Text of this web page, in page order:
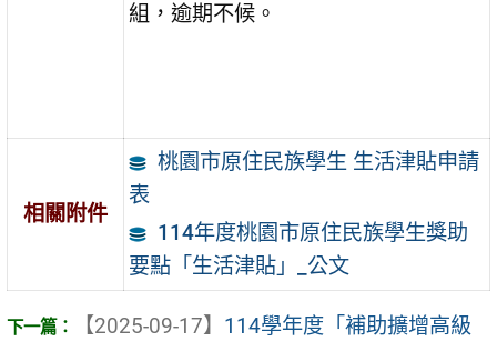
組，逾期不候。
相關附件
桃園市原住民族學生 生活津貼申請
表
114年度桃園市原住民族學生獎助
要點「生活津貼」_公文
【2025-09-17】 114學年度「補助擴增高級